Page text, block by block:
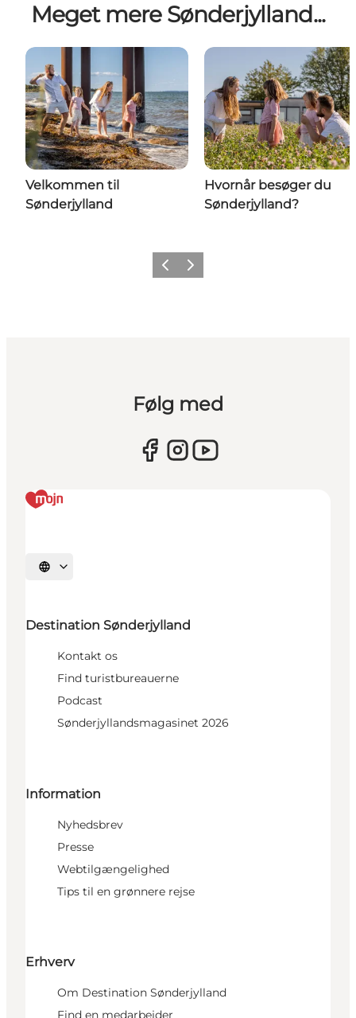
Meget mere Sønderjylland...
Velkommen til
Sønderjylland
Hvornår besøger du
Sønderjylland?
ForrigeNæste
Følg med
Vælg sprog
Destination Sønderjylland
Kontakt os
Find turistbureauerne
Podcast
Sønderjyllandsmagasinet 2026
Information
Nyhedsbrev
Presse
Webtilgængelighed
Tips til en grønnere rejse
Erhverv
Om Destination Sønderjylland
Find en medarbejder